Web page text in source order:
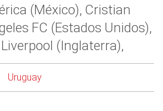
(México), Cristian
FC (Estados Unidos),
(Inglaterra),
Uruguay